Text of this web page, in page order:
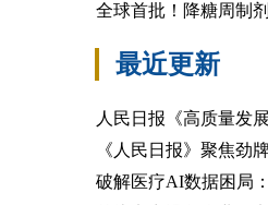
全球首批！降糖周制
最近更新
人民日报《高质量发
《人民日报》聚焦劲
破解医疗AI数据困局